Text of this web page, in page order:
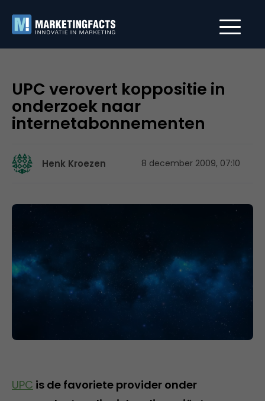
UPC verovert koppositie in
onderzoek naar
internetabonnementen
Henk Kroezen 8 december 2009, 07:10
UPC is de favoriete provider onder